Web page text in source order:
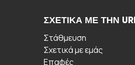
ΣΧΕΤΙΚΆ ΜΕ ΤΗΝ
Στάθμευση
Σχετικά με εμάς
Επαφές